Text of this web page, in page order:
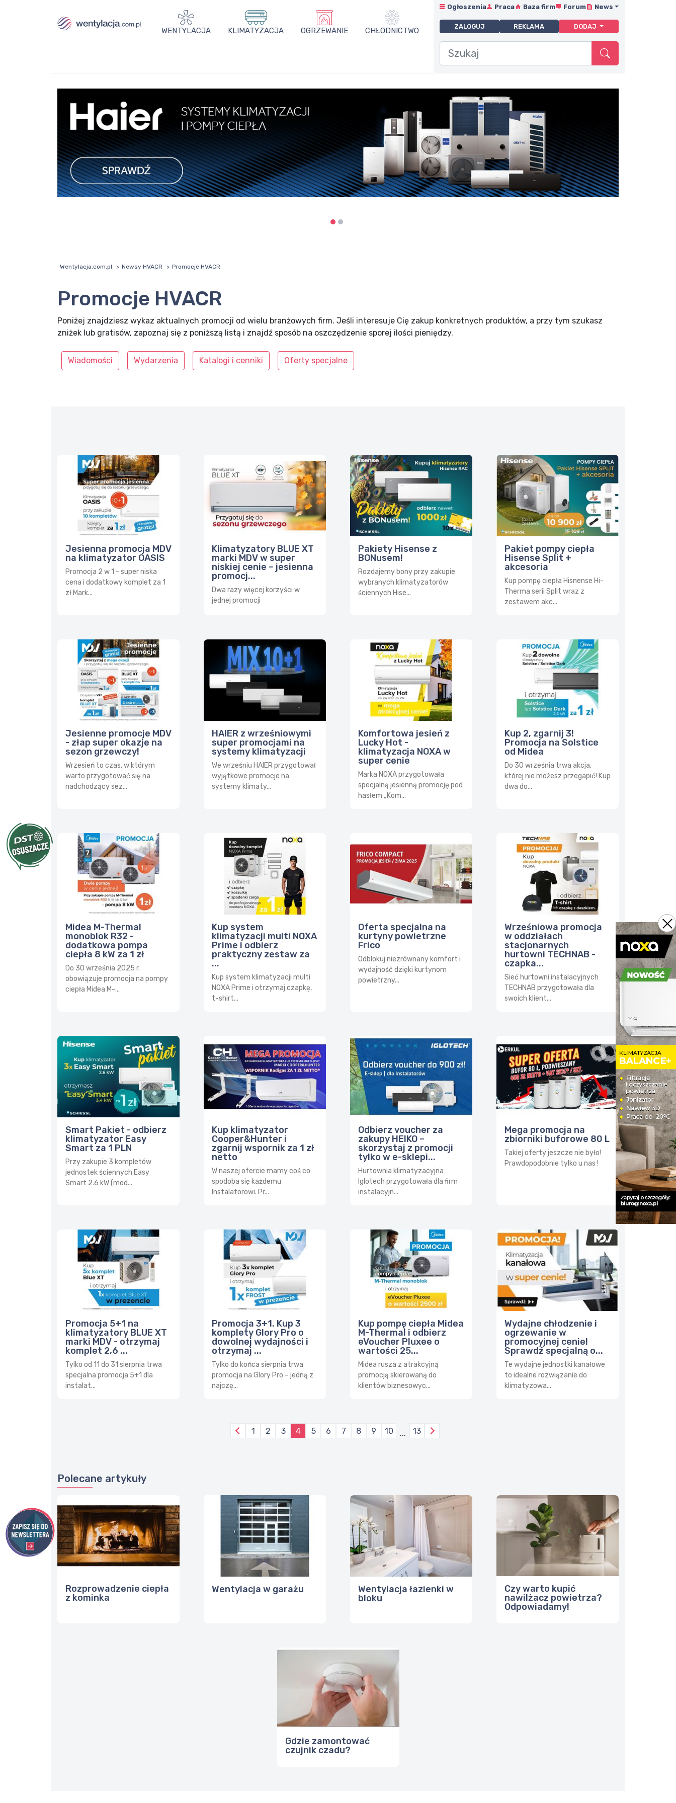
WENTYLACJA KLIMATYZACJA OGRZEWANIE CHŁODNICTWO
Ogłoszenia Praca Baza firm Forum News
ZALOGUJ REKLAMA DODAJ
Wentylacja.com.pl Newsy HVACR Promocje HVACR
Promocje HVACR
Poniżej znajdziesz wykaz aktualnych promocji od wielu branżowych firm. Jeśli interesuje Cię zakup konkretnych produktów, a przy tym szukasz
zniżek lub gratisów, zapoznaj się z poniższą listą i znajdź sposób na oszczędzenie sporej ilości pieniędzy.
Wiadomości Wydarzenia Katalogi i cenniki Oferty specjalne
Jesienna promocja MDV
na klimatyzator OASIS
Promocja 2 w 1 - super niska
cena i dodatkowy komplet za 1
zł Mark...
Klimatyzatory BLUE XT
marki MDV w super
niskiej cenie – jesienna
promocj...
Dwa razy więcej korzyści w
jednej promocji
Pakiety Hisense z
BONusem!
Rozdajemy bony przy zakupie
wybranych klimatyzatorów
ściennych Hise...
Pakiet pompy ciepła
Hisense Split +
akcesoria
Kup pompę ciepła Hisnense Hi-
Therma serii Split wraz z
zestawem akc...
Jesienne promocje MDV
- złap super okazje na
sezon grzewczy!
Wrzesień to czas, w którym
warto przygotować się na
nadchodzący sez...
HAIER z wrześniowymi
super promocjami na
systemy klimatyzacji
We wrześniu HAIER przygotował
wyjątkowe promocje na
systemy klimaty...
Komfortowa jesień z
Lucky Hot -
klimatyzacja NOXA w
super cenie
Marka NOXA przygotowała
specjalną jesienną promocję pod
hasłem „Kom...
Kup 2, zgarnij 3!
Promocja na Solstice
od Midea
Do 30 września trwa akcja,
której nie możesz przegapić! Kup
dwa do...
Midea M-Thermal
monoblok R32 -
dodatkowa pompa
ciepła 8 kW za 1 zł
Do 30 września 2025 r.
obowiązuje promocja na pompy
ciepła Midea M-...
Kup system
klimatyzacji multi NOXA
Prime i odbierz
praktyczny zestaw za
...
Kup system klimatyzacji multi
NOXA Prime i otrzymaj czapkę,
t-shirt...
Oferta specjalna na
kurtyny powietrzne
Frico
Odblokuj niezrównany komfort i
wydajność dzięki kurtynom
powietrzny...
Wrześniowa promocja
w oddziałach
stacjonarnych
hurtowni TECHNAB -
czapka...
Sieć hurtowni instalacyjnych
TECHNAB przygotowała dla
swoich klient...
Smart Pakiet - odbierz
klimatyzator Easy
Smart za 1 PLN
Przy zakupie 3 kompletów
jednostek ściennych Easy
Smart 2.6 kW (mod...
Kup klimatyzator
Cooper&Hunter i
zgarnij wspornik za 1 zł
netto
W naszej ofercie mamy coś co
spodoba się każdemu
Instalatorowi. Pr...
Odbierz voucher za
zakupy HEIKO –
skorzystaj z promocji
tylko w e-sklepi...
Hurtownia klimatyzacyjna
Iglotech przygotowała dla firm
instalacyjn...
Mega promocja na
zbiorniki buforowe 80 L
Takiej oferty jeszcze nie było!
Prawdopodobnie tylko u nas !
Promocja 5+1 na
klimatyzatory BLUE XT
marki MDV - otrzymaj
komplet 2,6 ...
Tylko od 11 do 31 sierpnia trwa
specjalna promocja 5+1 dla
instalat...
Promocja 3+1. Kup 3
komplety Glory Pro o
dowolnej wydajności i
otrzymaj ...
Tylko do końca sierpnia trwa
promocja na Glory Pro – jedną z
najczę...
Kup pompę ciepła Midea
M-Thermal i odbierz
eVoucher Pluxee o
wartości 25...
Midea rusza z atrakcyjną
promocją skierowaną do
klientów biznesowyc...
Wydajne chłodzenie i
ogrzewanie w
promocyjnej cenie!
Sprawdź specjalną o...
Te wydajne jednostki kanałowe
to idealne rozwiązanie do
klimatyzowa...
1 2 3 4 5 6 7 8 9 10 ... 13
Polecane artykuły
Rozprowadzenie ciepła
z kominka
Wentylacja w garażu
Wentylacja łazienki w
bloku
Czy warto kupić
nawilżacz powietrza?
Odpowiadamy!
Gdzie zamontować
czujnik czadu?